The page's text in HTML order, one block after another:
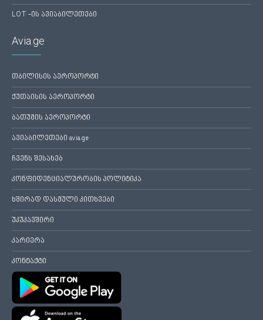
LOT -ის ავიაბილეთები
Avia.ge
თბილისის აეროპორტი
ქუთაისის აეროპორტი
ბათუმის აეროპორტი
ავიაბილეთები avia.ge
ჩვენს შესახებ
კონფიდენციალურობის პოლიტიკა
ხშირად დასმული კითხვები
უკუკავშირი
კარიერა
კონტაქტი